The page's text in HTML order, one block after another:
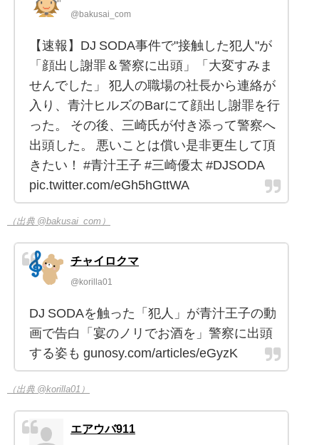
@bakusai_com
【速報】DJ SODA事件で"接触した犯人"が
「顔出し謝罪＆警察に出頭」「大変すみま
せんでした」 犯人の職場の社長から連絡が
入り、青汁ヒルズのBarにて顔出し謝罪を行
った。 その後、三崎氏が付き添って警察へ
出頭した。 悪いことは償い是非更生して頂
きたい！ #青汁王子 #三崎優太 #DJSODA
pic.twitter.com/eGh5hGttWA
（出典 @bakusai_com）
チャイロクマ
@korilla01
DJ SODAを触った「犯人」が青汁王子の動
画で告白「宴のノリでお酒を」警察に出頭
する姿も gunosy.com/articles/eGyzK
（出典 @korilla01）
エアウバ911